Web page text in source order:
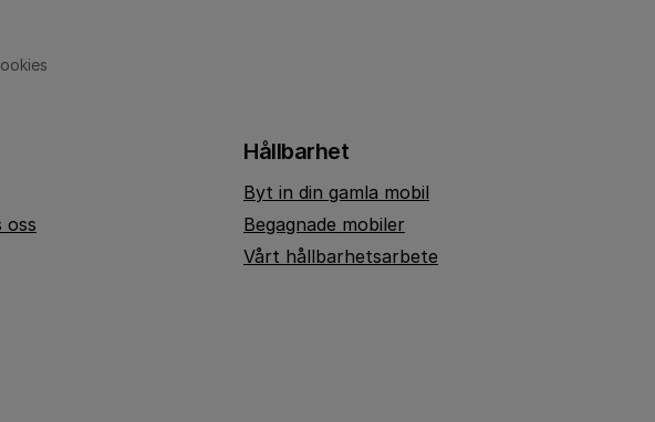
oss
Hållbarhet
Byt in din gamla mobil
Begagnade mobiler
Vårt hållbarhetsarbete